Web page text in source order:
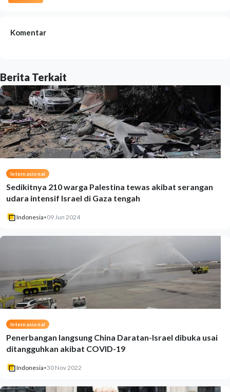
Komentar
Berita Terkait
Internasional
Sedikitnya 210 warga Palestina tewas akibat serangan
udara intensif Israel di Gaza tengah
Indonesia•09 Jun 2024
Internasional
Penerbangan langsung China Daratan-Israel dibuka usai
ditangguhkan akibat COVID-19
Indonesia•30 Nov 2022